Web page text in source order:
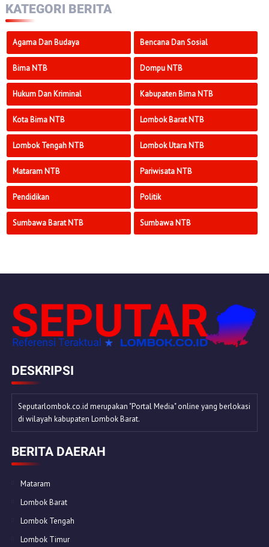
KATEGORI BERITA
Agama Dan Budaya Bencana Dan Sosial
Bima NTB Dompu NTB
Hukum Dan Kriminal Kabupaten Bima NTB
Kota Bima NTB Lombok Barat NTB
Lombok Tengah NTB Lombok Utara NTB
Mataram NTB Pariwisata NTB
Pendidikan Politik
Sumbawa Barat NTB Sumbawa NTB
DESKRIPSI
Seputarlombok.co.id merupakan "Portal Media" online yang berlokasi
di wilayah kabupaten Lombok Barat.
BERITA DAERAH
Mataram
Lombok Barat
Lombok Tengah
Lombok Timur